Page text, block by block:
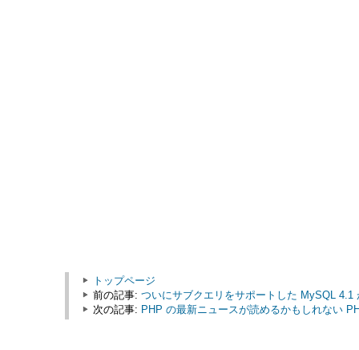
トップページ
前の記事: ついにサブクエリをサポートした MySQL 4.1
次の記事: PHP の最新ニュースが読めるかもしれない